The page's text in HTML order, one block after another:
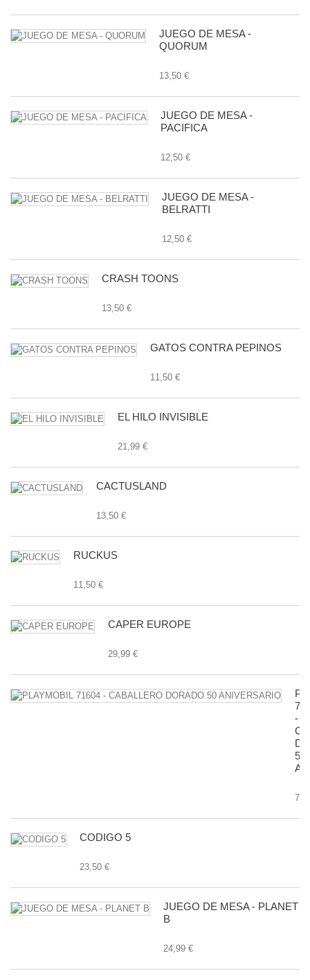
JUEGO DE MESA -
QUORUM
13,50 €
JUEGO DE MESA -
PACIFICA
12,50 €
JUEGO DE MESA -
BELRATTI
12,50 €
CRASH TOONS
13,50 €
GATOS CONTRA PEPINOS
11,50 €
EL HILO INVISIBLE
21,99 €
CACTUSLAND
13,50 €
RUCKUS
11,50 €
CAPER EUROPE
29,99 €
-
50
CODIGO 5
23,50 €
JUEGO DE MESA - PLANET
B
24,99 €